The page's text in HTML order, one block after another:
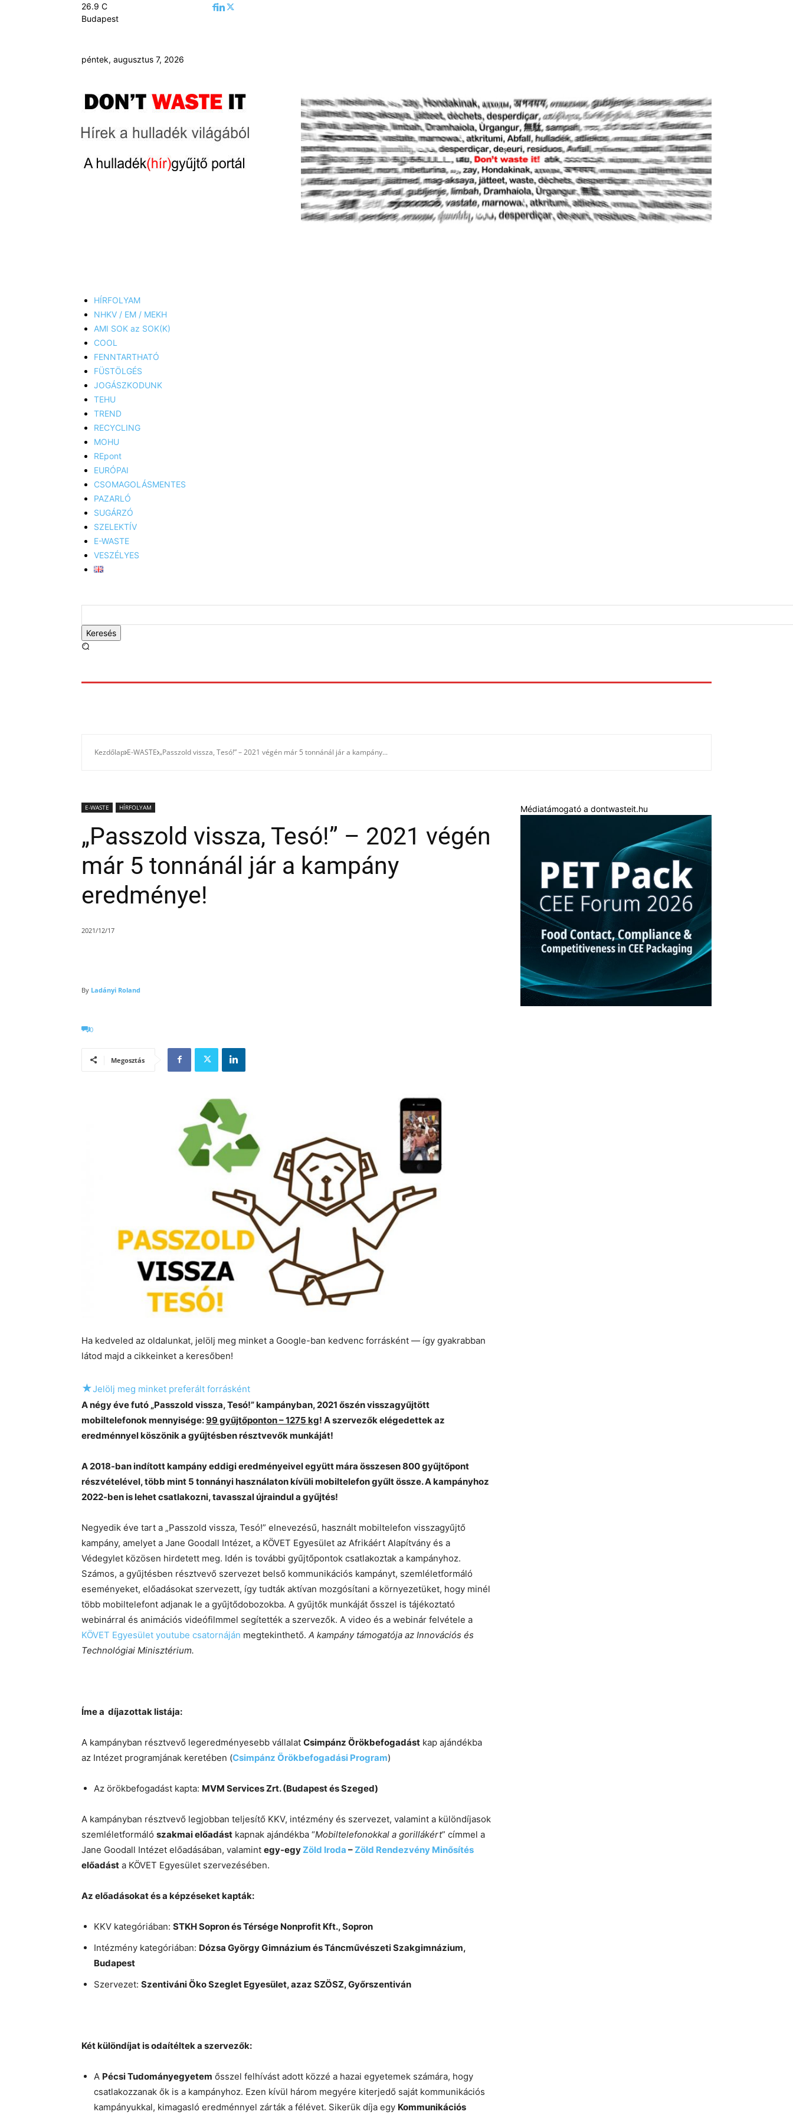
26.9 C
Budapest
péntek, augusztus 7, 2026
HÍRFOLYAM
NHKV / EM / MEKH
AMI SOK az SOK(K)
COOL
FENNTARTHATÓ
FÜSTÖLGÉS
JOGÁSZKODUNK
TEHU
TREND
RECYCLING
MOHU
REpont
EURÓPAI
CSOMAGOLÁSMENTES
PAZARLÓ
SUGÁRZÓ
SZELEKTÍV
E-WASTE
VESZÉLYES
Keresés
Kezdőlap E-WASTE „Passzold vissza, Tesó!” – 2021 végén már 5 tonnánál jár a kampány...
E-WASTE HÍRFOLYAM
„Passzold vissza, Tesó!” – 2021 végén
már 5 tonnánál jár a kampány
eredménye!
2021/12/17
By Ladányi Roland
0
Megosztás
Ha kedveled az oldalunkat, jelölj meg minket a Google-ban kedvenc forrásként — így gyakrabban
látod majd a cikkeinket a keresőben!
★Jelölj meg minket preferált forrásként
A négy éve futó „Passzold vissza, Tesó!” kampányban, 2021 őszén visszagyűjtött
mobiltelefonok mennyisége:99 gyűjtőponton – 1275 kg! A szervezők elégedettek az
eredménnyel köszönik a gyűjtésben résztvevők munkáját!
A 2018-ban indított kampány eddigi eredményeivel együtt mára összesen 800 gyűjtőpont
részvételével, több mint 5 tonnányi használaton kívüli mobiltelefon gyűlt össze. A kampányhoz
2022-ben is lehet csatlakozni, tavasszal újraindul a gyűjtés!
Negyedik éve tart a „Passzold vissza, Tesó!” elnevezésű, használt mobiltelefon visszagyűjtő
kampány, amelyet a Jane Goodall Intézet, a KÖVET Egyesület az Afrikáért Alapítvány és a
Védegylet közösen hirdetett meg. Idén is további gyűjtőpontok csatlakoztak a kampányhoz.
Számos, a gyűjtésben résztvevő szervezet belső kommunikációs kampányt, szemléletformáló
eseményeket, előadásokat szervezett, így tudták aktívan mozgósítani a környezetüket, hogy minél
több mobiltelefont adjanak le a gyűjtődobozokba. A gyűjtők munkáját ősszel is tájékoztató
webinárral és animációs videófilmmel segítették a szervezők. A video és a webinár felvétele a
KÖVET Egyesület youtube csatornáján megtekinthető. A kampány támogatója az Innovációs és
Technológiai Minisztérium.
Íme a díjazottak listája:
A kampányban résztvevő legeredményesebb vállalat Csimpánz Örökbefogadást kap ajándékba
az Intézet programjának keretében (Csimpánz Örökbefogadási Program)
Az örökbefogadást kapta: MVM Services Zrt. (Budapest és Szeged)
A kampányban résztvevő legjobban teljesítő KKV, intézmény és szervezet, valamint a különdíjasok
szemléletformáló szakmai előadást kapnak ajándékba “Mobiltelefonokkal a gorillákért” címmel a
Jane Goodall Intézet előadásában, valamint egy-egyZöld Iroda –Zöld Rendezvény Minősítés
előadást a KÖVET Egyesület szervezésében.
Az előadásokat és a képzéseket kapták:
KKV kategóriában: STKH Sopron és Térsége Nonprofit Kft., Sopron
Intézmény kategóriában: Dózsa György Gimnázium és Táncművészeti Szakgimnázium,
Budapest
Szervezet: Szentiváni Öko Szeglet Egyesület, azaz SZÖSZ, Győrszentiván
Két különdíjat is odaítéltek a szervezők:
A Pécsi Tudományegyetem ősszel felhívást adott közzé a hazai egyetemek számára, hogy
csatlakozzanak ők is a kampányhoz. Ezen kívül három megyére kiterjedő saját kommunikációs
kampányukkal, kimagasló eredménnyel zárták a félévet. Sikerük díja egy Kommunikációs
Médiatámogató a dontwasteit.hu